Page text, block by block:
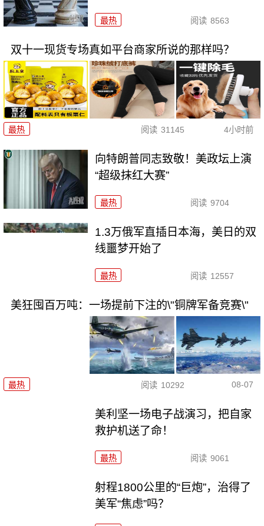
最热 阅读 8563
双十一现货专场真如平台商家所说的那样吗？
最热 阅读 31145 4小时前
向特朗普同志致敬！美政坛上演
“超级抹红大赛”
最热 阅读 9704
1.3万俄军直插日本海，美日的双
线噩梦开始了
最热 阅读 12557
美狂囤百万吨：一场提前下注的\"铜牌军备竞赛\"
最热 阅读 10292 08-07
美利坚一场电子战演习，把自家
救护机送了命！
最热 阅读 9061
射程1800公里的“巨炮”，治得了
美军“焦虑”吗？